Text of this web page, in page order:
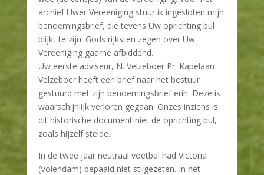
archief Uwer Vereeniging stuur ik ingesloten mijn
benoemingsbrief, die tevens Uw oprichting bul
blijkt te zijn. Gods rijksten zegen over Uw
Vereeniging gaarne afbiddend.
Uw eerste adviseur, N. Velzeboer Pr. Kapelaan
Velzeboer heeft een brief naar het bestuur
gestuurd met zijn benoemingsbrief erin. Deze is
waarschijnlijk verloren gegaan. Onzes inziens is
dit historische document niet de oprichting bul,
zoals hijzelf stelde.
In de twee jaar neutraal voetbal had Victoria
(Volendam) bepaald niet stilgezeten. In het